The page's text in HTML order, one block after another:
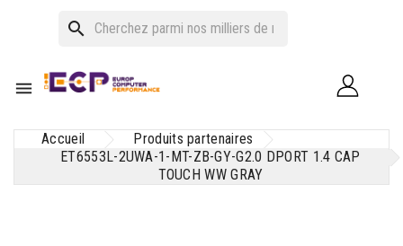
search

Accueil
Produits partenaires
ET6553L-2UWA-1-MT-ZB-GY-G2.0 DPORT 1.4 CAP
TOUCH WW GRAY